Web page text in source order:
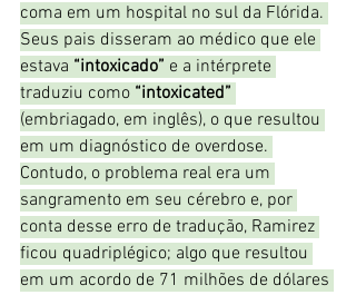
coma em um hospital no sul da Flórida.
Seus pais disseram ao médico que ele
estava “intoxicado” e a intérprete
traduziu como “intoxicated”
(embriagado, em inglês), o que resultou
em um diagnóstico de overdose.
Contudo, o problema real era um
sangramento em seu cérebro e, por
conta desse erro de tradução, Ramirez
ficou quadriplégico; algo que resultou
em um acordo de 71 milhões de dólares